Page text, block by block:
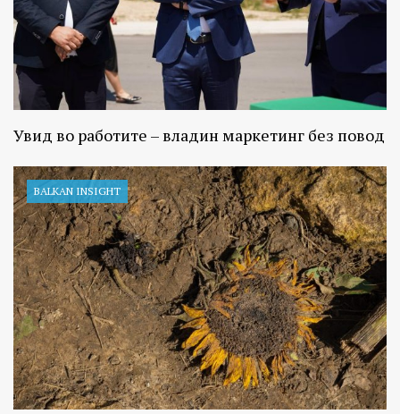
Увид во работите – владин маркетинг без повод
BALKAN INSIGHT